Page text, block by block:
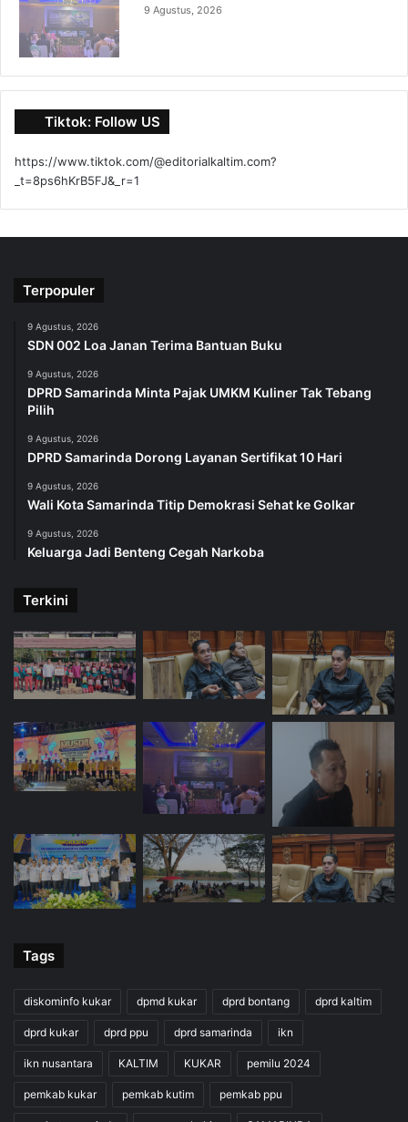
9 Agustus, 2026
Tiktok: Follow US
https://www.tiktok.com/@editorialkaltim.com?
_t=8ps6hKrB5FJ&_r=1
Terpopuler
9 Agustus, 2026
SDN 002 Loa Janan Terima Bantuan Buku
9 Agustus, 2026
DPRD Samarinda Minta Pajak UMKM Kuliner Tak Tebang
Pilih
9 Agustus, 2026
DPRD Samarinda Dorong Layanan Sertifikat 10 Hari
9 Agustus, 2026
Wali Kota Samarinda Titip Demokrasi Sehat ke Golkar
9 Agustus, 2026
Keluarga Jadi Benteng Cegah Narkoba
Terkini
Tags
diskominfo kukar dpmd kukar dprd bontang dprd kaltim
dprd kukar dprd ppu dprd samarinda ikn
ikn nusantara KALTIM KUKAR pemilu 2024
pemkab kukar pemkab kutim pemkab ppu